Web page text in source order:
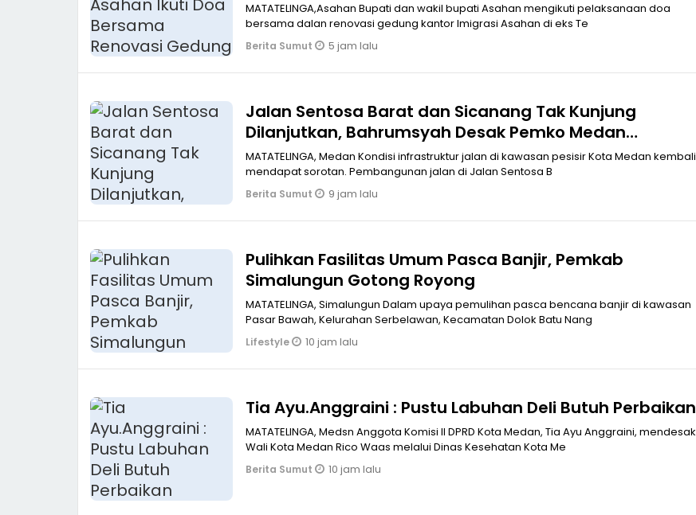
MATATELINGA,Asahan Bupati dan wakil bupati Asahan mengikuti pelaksanaan doa
bersama dalan renovasi gedung kantor Imigrasi Asahan di eks Te
Berita Sumut 5 jam lalu
Jalan Sentosa Barat dan Sicanang Tak Kunjung
Dilanjutkan, Bahrumsyah Desak Pemko Medan
Prioritaskan Pembangunan 2026
MATATELINGA, Medan Kondisi infrastruktur jalan di kawasan pesisir Kota Medan kembali
mendapat sorotan. Pembangunan jalan di Jalan Sentosa B
Berita Sumut 9 jam lalu
Pulihkan Fasilitas Umum Pasca Banjir, Pemkab
Simalungun Gotong Royong
MATATELINGA, Simalungun Dalam upaya pemulihan pasca bencana banjir di kawasan
Pasar Bawah, Kelurahan Serbelawan, Kecamatan Dolok Batu Nang
Lifestyle 10 jam lalu
Tia Ayu.Anggraini : Pustu Labuhan Deli Butuh Perbaikan
MATATELINGA, Medsn Anggota Komisi II DPRD Kota Medan, Tia Ayu Anggraini, mendesak
Wali Kota Medan Rico Waas melalui Dinas Kesehatan Kota Me
Berita Sumut 10 jam lalu